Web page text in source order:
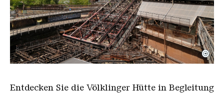
Der Erzschrägaufzug der Völklinger Hütte mit
Copyright: Weltkulturerbe Völklinger Hütte | Karl
©
Entdecken Sie die Völklinger Hütte in Begleitung